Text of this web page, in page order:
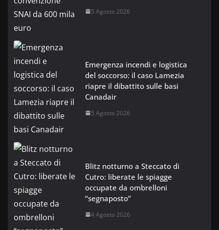
5 Agosto 2026
Emergenza incendi e logistica
del soccorso: il caso Lamezia
riapre il dibattito sulle basi
Canadair
5 Agosto 2026
Blitz notturno a Steccato di
Cutro: liberate le spiagge
occupate da ombrelloni
“segnaposto”
4 Agosto 2026